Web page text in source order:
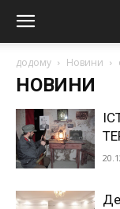
додому Новини
НОВИНИ